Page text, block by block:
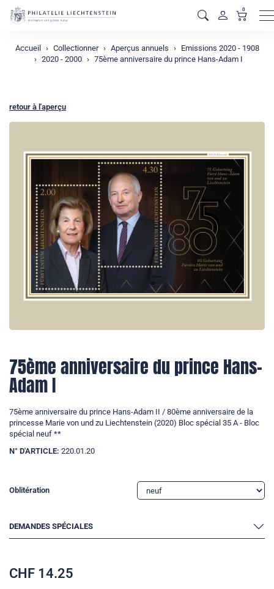
0
Accueil Collectionner Aperçus annuels
Emissions 2020 - 1908
2020 - 2000
75ème anniversaire du prince Hans-Adam I
retour à l'aperçu
75ème anniversaire du prince Hans-
Adam I
75ème anniversaire du prince Hans-Adam II / 80ème anniversaire de la
princesse Marie von und zu Liechtenstein (2020) Bloc spécial 35 A - Bloc
spécial neuf **
N° D'ARTICLE: 220.01.20
Oblitération
DEMANDES SPÉCIALES
CHF 14.25